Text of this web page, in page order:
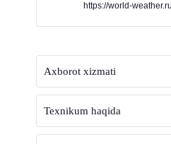
https://world-weather.ru
Axborot xizmati
Texnikum haqida